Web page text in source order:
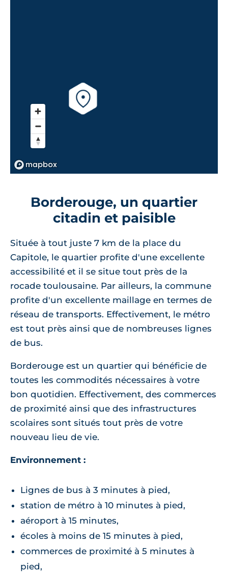
Borderouge, un quartier
citadin et paisible
Située à tout juste 7 km de la place du
Capitole, le quartier profite d'une excellente
accessibilité et il se situe tout près de la
rocade toulousaine. Par ailleurs, la commune
profite d'un excellente maillage en termes de
réseau de transports. Effectivement, le métro
est tout près ainsi que de nombreuses lignes
de bus.
Borderouge est un quartier qui bénéficie de
toutes les commodités nécessaires à votre
bon quotidien. Effectivement, des commerces
de proximité ainsi que des infrastructures
scolaires sont situés tout près de votre
nouveau lieu de vie.
Environnement :
Lignes de bus à 3 minutes à pied,
station de métro à 10 minutes à pied,
aéroport à 15 minutes,
écoles à moins de 15 minutes à pied,
commerces de proximité à 5 minutes à
pied,